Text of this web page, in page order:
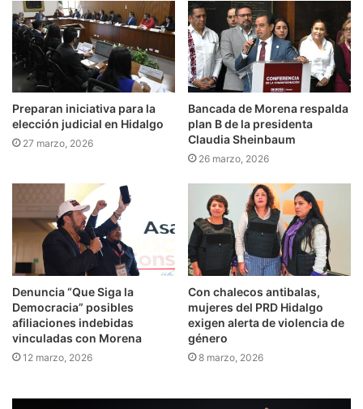
Preparan iniciativa para la
elección judicial en Hidalgo
27 marzo, 2026
Bancada de Morena respalda
plan B de la presidenta
Claudia Sheinbaum
26 marzo, 2026
Denuncia “Que Siga la
Democracia” posibles
afiliaciones indebidas
vinculadas con Morena
12 marzo, 2026
Con chalecos antibalas,
mujeres del PRD Hidalgo
exigen alerta de violencia de
género
8 marzo, 2026